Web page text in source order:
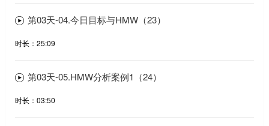
第03天-04.今日目标与HMW（23）
时长：25:09
第03天-05.HMW分析案例1（24）
时长：03:50